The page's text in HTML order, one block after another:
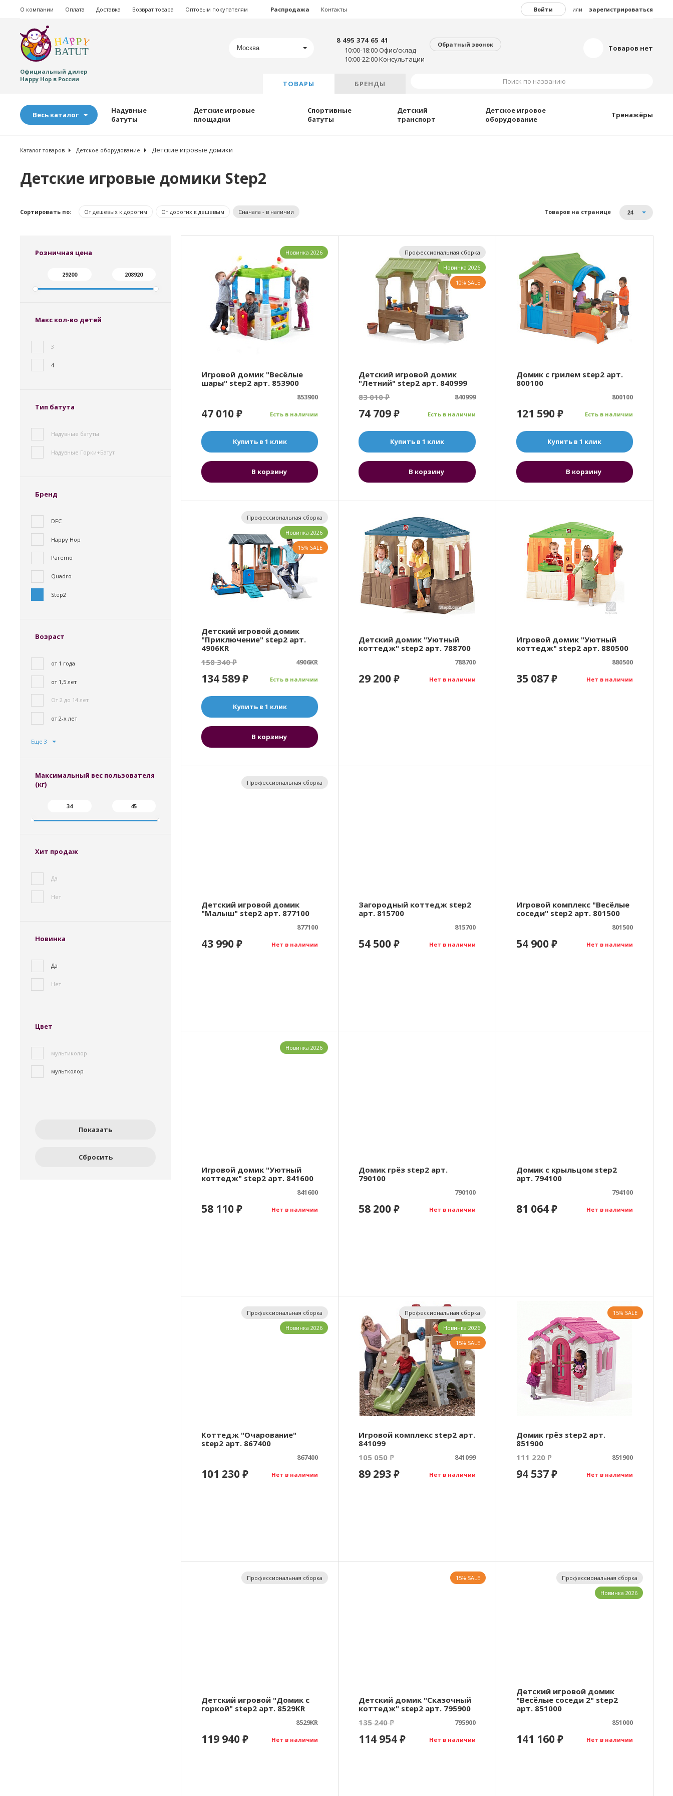
Войти или зарегистрироваться
О компании Оплата Доставка Возврат товара Оптовым покупателям Распродажа Контакты
Официальный дилер
Happy Hop в России
Москва Товаров нет
8 495 374 65 41
10:00-18:00 Офис/склад
10:00-22:00 Консультации
Обратный звонок
ТОВАРЫ БРЕНДЫ Поиск по названию
Весь каталог
Надувные
батуты
Детские игровые
площадки
Спортивные
батуты
Детский
транспорт
Детское игровое
оборудование
Тренажёры
Каталог товаров Детское оборудование Детские игровые домики
Детские игровые домики Step2
Товаров на странице 24
Сортировать по: От дешевых к дорогим От дорогих к дешевым Сначала - в наличии
Розничная цена
Макс кол-во детей
3
4
Тип батута
Надувные батуты
Надувные Горки+Батут
Бренд
DFC
Happy Hop
Paremo
Quadro
Step2
Возраст
от 1 года
от 1,5 лет
От 2 до 14 лет
от 2-х лет
Еще 3
Максимальный вес пользователя
(кг)
Хит продаж
Да
Нет
Новинка
Да
Нет
Цвет
мультиколор
мультколор
Игровой домик "Весёлые
шары" step2 арт. 853900
853900
Есть в наличии
47 010₽
Купить в 1 клик
В корзину
Новинка 2026
Детский игровой домик
"Летний" step2 арт. 840999
83 010₽ 840999
Есть в наличии
74 709₽
Купить в 1 клик
В корзину
Профессиональная сборка
Новинка 2026
10% SALE
Домик с грилем step2 арт.
800100
800100
Есть в наличии
121 590₽
Купить в 1 клик
В корзину
Детский игровой домик
"Приключение" step2 арт.
4906KR
158 340₽ 4906KR
Есть в наличии
134 589₽
Купить в 1 клик
В корзину
Профессиональная сборка
Новинка 2026
15% SALE
Детский домик "Уютный
коттедж" step2 арт. 788700
788700
Нет в наличии
29 200₽
Игровой домик "Уютный
коттедж" step2 арт. 880500
880500
Нет в наличии
35 087₽
Детский игровой домик
"Малыш" step2 арт. 877100
877100
Нет в наличии
43 990₽
Профессиональная сборка
Загородный коттедж step2
арт. 815700
815700
Нет в наличии
54 500₽
Игровой комплекс "Весёлые
соседи" step2 арт. 801500
801500
Нет в наличии
54 900₽
Игровой домик "Уютный
коттедж" step2 арт. 841600
841600
Нет в наличии
58 110₽
Новинка 2026
Домик грёз step2 арт.
790100
790100
Нет в наличии
58 200₽
Домик с крыльцом step2
арт. 794100
794100
Нет в наличии
81 064₽
Коттедж "Очарование"
step2 арт. 867400
867400
Нет в наличии
101 230₽
Профессиональная сборка
Новинка 2026
Игровой комплекс step2 арт.
841099
105 050₽ 841099
Нет в наличии
89 293₽
Профессиональная сборка
Новинка 2026
15% SALE
Домик грёз step2 арт.
851900
111 220₽ 851900
Нет в наличии
94 537₽
15% SALE
Детский игровой "Домик с
горкой" step2 арт. 8529KR
8529KR
Нет в наличии
119 940₽
Профессиональная сборка
Детский домик "Сказочный
коттедж" step2 арт. 795900
135 240₽ 795900
Нет в наличии
114 954₽
15% SALE
Детский игровой домик
"Весёлые соседи 2" step2
арт. 851000
851000
Нет в наличии
141 160₽
Профессиональная сборка
Новинка 2026